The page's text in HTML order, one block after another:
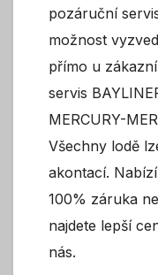
pozáruční
možnost
přímo u
servis
MERCURY-
Všechny lodě
akontací.
100% záruka
najdete lepší
nás.